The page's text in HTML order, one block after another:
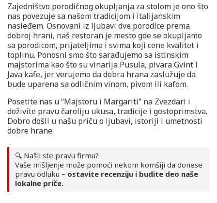
Zajedništvo porodičnog okupljanja za stolom je ono što
nas povezuje sa našom tradicijom i italijanskim
nasleđem. Osnovani iz ljubavi dve porodice prema
dobroj hrani, naš restoran je mesto gde se okupljamo
sa porodicom, prijateljima i svima koji cene kvalitet i
toplinu. Ponosni smo što sarađujemo sa istinskim
majstorima kao što su vinarija Pusula, pivara Gvint i
Java kafe, jer verujemo da dobra hrana zaslužuje da
bude uparena sa odličnim vinom, pivom ili kafom.
Posetite nas u “Majstoru i Margariti” na Zvezdari i
doživite pravu čaroliju ukusa, tradicije i gostoprimstva.
Dobro došli u našu priču o ljubavi, istoriji i umetnosti
dobre hrane.
🔍 Našli ste pravu firmu?
Vaše mišljenje može pomoći nekom komšiji da donese
pravu odluku – ostavite recenziju i budite deo naše
lokalne priče.